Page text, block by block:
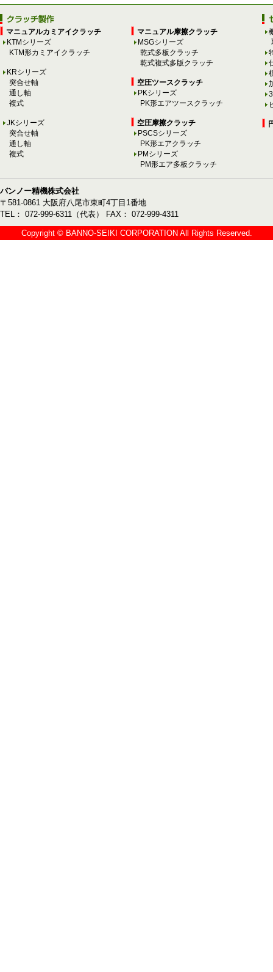
マニュアルカミアイクラッチ
KTMシリーズ
KTM形カミアイクラッチ
KRシリーズ
突合せ軸
通し軸
複式
JKシリーズ
突合せ軸
通し軸
複式
マニュアル摩擦クラッチ
MSGシリーズ
乾式多板クラッチ
乾式複式多版クラッチ
空圧ツースクラッチ
PKシリーズ
PK形エアツースクラッチ
空圧摩擦クラッチ
PSCSシリーズ
PK形エアクラッチ
PMシリーズ
PM形エア多板クラッチ
バンノー精機株式会社
〒581-0861 大阪府八尾市東町4丁目1番地
TEL： 072-999-6311（代表） FAX： 072-999-4311
Copyright © BANNO-SEIKI CORPORATION All Rights Reserved.